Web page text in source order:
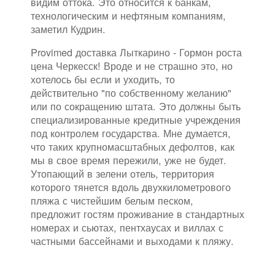
технологическим и нефтяным компаниям,
заметил Кудрин.
Provimed доставка Лыткарино - Гормон роста
цена Черкесск! Вроде и не страшно это, но
хотелось бы если и уходить, то
действительно "по собственному желанию"
или по сокращению штата. Это должны быть
специализированные кредитные учреждения
под контролем государства. Мне думается,
что таких крупномасштабных дефолтов, как
мы в свое время пережили, уже не будет.
Утопающий в зелени отель, территория
которого тянется вдоль двухкилометрового
пляжа с чистейшим белым песком,
предложит гостям проживание в стандартных
номерах и сьютах, пентхаусах и виллах с
частными бассейнами и выходами к пляжу.